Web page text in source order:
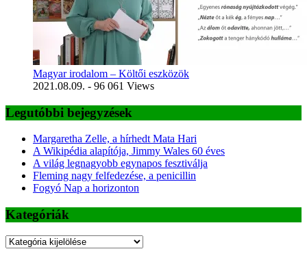
Magyar irodalom – Költői eszközök
2021.08.09. - 96 061 Views
Legutóbbi bejegyzések
Margaretha Zelle, a hírhedt Mata Hari
A Wikipédia alapítója, Jimmy Wales 60 éves
A világ legnagyobb egynapos fesztiválja
Fleming nagy felfedezése, a penicillin
Fogyó Nap a horizonton
Kategóriák
Kategóriák